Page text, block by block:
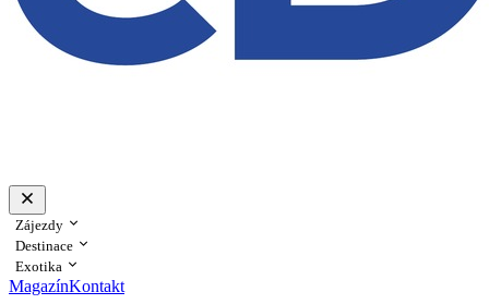
Zájezdy
Destinace
Exotika
MagazínKontakt